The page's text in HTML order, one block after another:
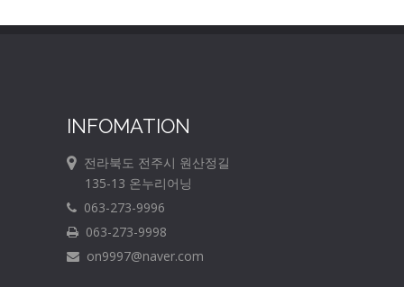
INFOMATION
전라북도 전주시 원산정길
135-13 온누리어닝
063-273-9996
063-273-9998
on9997@naver.com